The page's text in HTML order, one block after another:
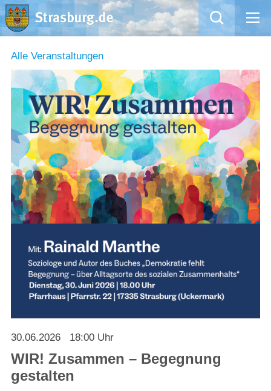
Mängelmeldung
Aktuelles
Rathaus
Natur – Kultur – Tourismus
Wirtschaft
Kommentarrichtlinien und Netiquette für unsere Social Media-Kanäle
Willkommen in Strasburg (Uckermark)
Strasburger Ehrenamtspreis „SBG“
Ласкаво просимо до Штрасбурга (Уккермарк)
مرحبًا بكم في شتراسبورغ (أوكرمارك)
Alle Veranstaltungen
30.06.2026 18:00 Uhr
WIR! Zusammen – Begegnung
gestalten